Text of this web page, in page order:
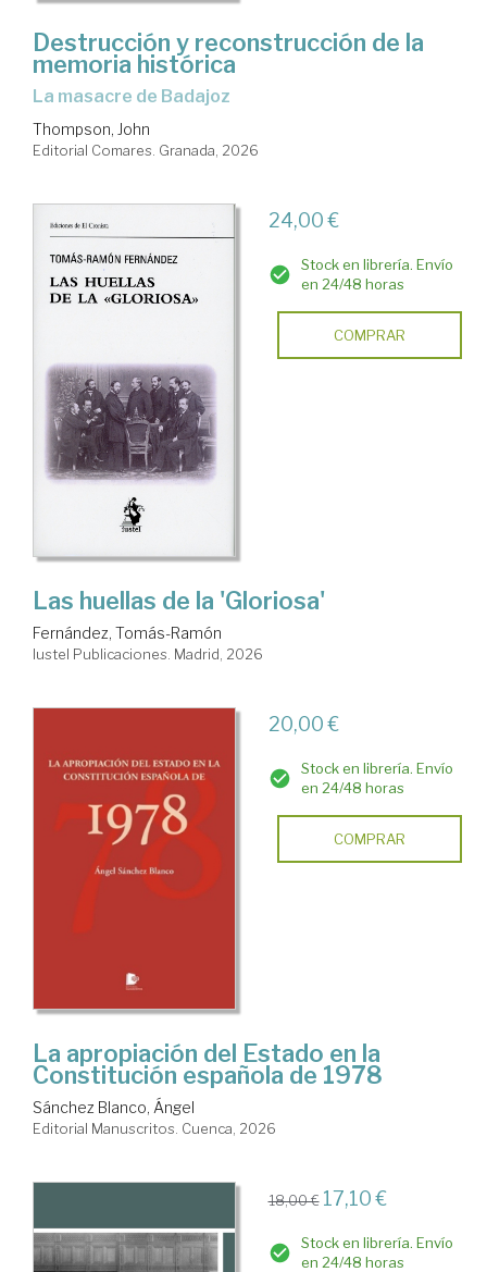
Destrucción y reconstrucción de la
memoria histórica
La masacre de Badajoz
Thompson, John
Editorial Comares. Granada, 2026
24,00 €
Stock en librería. Envío
en 24/48 horas
COMPRAR
Las huellas de la 'Gloriosa'
Fernández, Tomás-Ramón
Iustel Publicaciones. Madrid, 2026
20,00 €
Stock en librería. Envío
en 24/48 horas
COMPRAR
La apropiación del Estado en la
Constitución española de 1978
Sánchez Blanco, Ángel
Editorial Manuscritos. Cuenca, 2026
18,00 € 17,10 €
Stock en librería. Envío
en 24/48 horas